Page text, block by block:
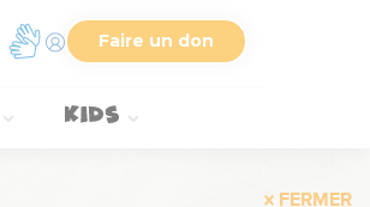
Faire un don